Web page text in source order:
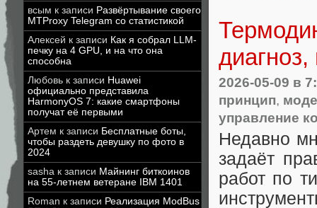
всым к записи Развёртывание своего
MTProxy Telegram со статистикой
Алексей к записи Как я собрал LLM-
печку на 4 GPU, и на что она
способна
Любовь к записи Huawei
официально представила
HarmonyOS 7: какие смартфоны
получат её первыми
Артем к записи Бесплатные боты,
чтобы раздеть девушку по фото в
2024
sasha к записи Майнинг биткоинов
на 55-летнем ветеране IBM 1401
Roman к записи Реализация ModBus
2026-05-09 в
принцип,
управление
Недавно
задаёт
работ по